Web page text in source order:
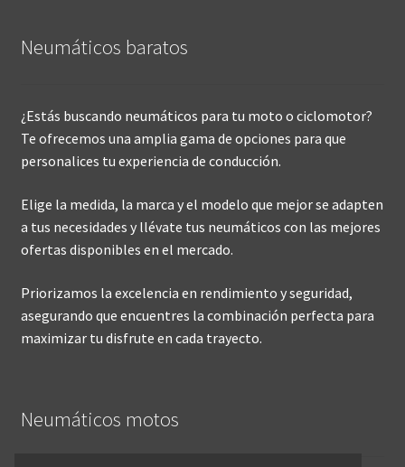
Neumáticos baratos
¿Estás buscando neumáticos para tu moto o ciclomotor?
Te ofrecemos una amplia gama de opciones para que
personalices tu experiencia de conducción.
Elige la medida, la marca y el modelo que mejor se adapten
a tus necesidades y llévate tus neumáticos con las mejores
ofertas disponibles en el mercado.
Priorizamos la excelencia en rendimiento y seguridad,
asegurando que encuentres la combinación perfecta para
maximizar tu disfrute en cada trayecto.
Neumáticos motos